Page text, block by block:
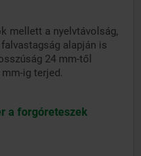
mellett a nyelvtávolság,
alapján is
24 mm-től
mm-ig terjed.
a forgóreteszek